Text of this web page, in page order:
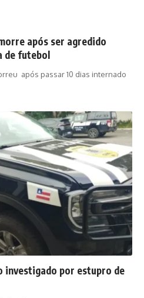
após ser agredido
de futebol
após passar 10 dias internado
investigado por estupro de